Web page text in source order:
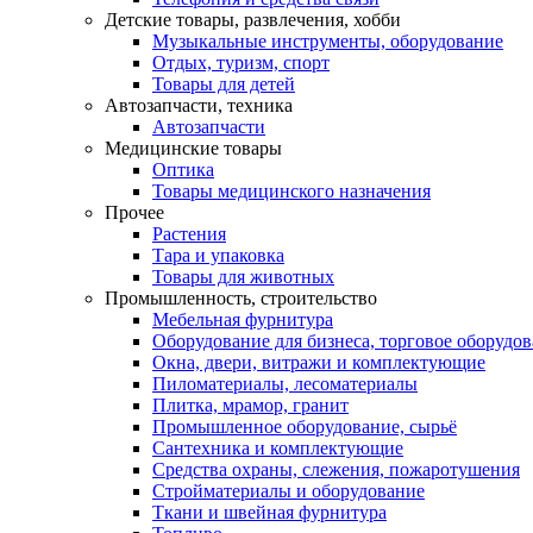
Детские товары, развлечения, хобби
Музыкальные инструменты, оборудование
Отдых, туризм, спорт
Товары для детей
Автозапчасти, техника
Автозапчасти
Медицинские товары
Оптика
Товары медицинского назначения
Прочее
Растения
Тара и упаковка
Товары для животных
Промышленность, строительство
Мебельная фурнитура
Оборудование для бизнеса, торговое
Окна, двери, витражи и комплектующие
Пиломатериалы, лесоматериалы
Плитка, мрамор, гранит
Промышленное оборудование, сырьё
Сантехника и комплектующие
Средства охраны, слежения, пожаротушения
Стройматериалы и оборудование
Ткани и швейная фурнитура